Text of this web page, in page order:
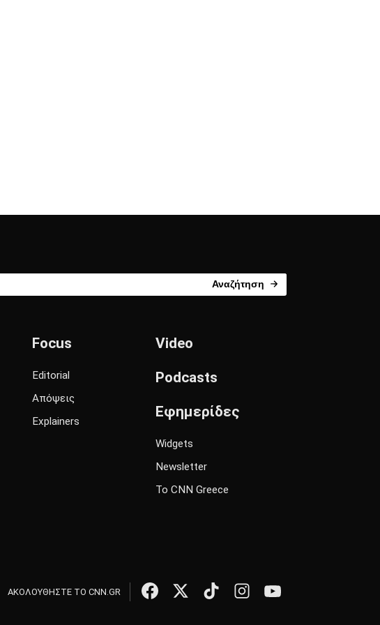
Αναζήτηση
Focus
Editorial
Απόψεις
Explainers
Video
Podcasts
Εφημερίδες
Widgets
Newsletter
Το CNN Greece
ΑΚΟΛΟΥΘΗΣΤΕ ΤΟ CNN.GR